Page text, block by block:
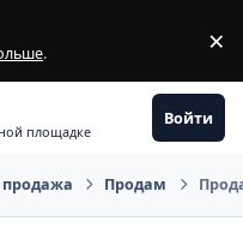
. ×
площадке
Войти
Продам